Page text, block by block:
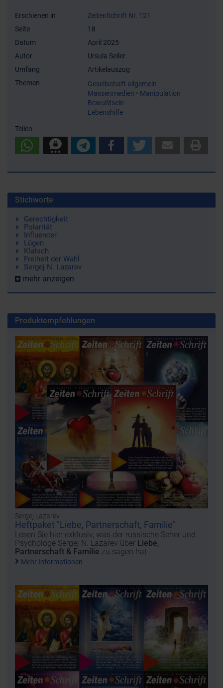
Erschienen in
ZeitenSchrift Nr. 121
Seite
18
Datum
April 2025
Autor
Ursula Seiler
Umfang
Artikelauszug
Themen
Gesellschaft allgemein
Massenmedien • Manipulation
Bewußtsein
Lebenshilfe
Teilen
Stichworte
Gerechtigkeit
Polarität
Influencer
Lügen
Klatsch
Freiheit der Wahl
Sergej N. Lazarev
mehr anzeigen
Produktempfehlungen
Sergej Lazarev
Heftpaket "Liebe, Partnerschaft, Familie"
Lesen Sie hier exklusiv, was der russische Seher und
Psychologe Sergej N. Lazarev über Liebe,
Partnerschaft & Familie zu sagen hat.
Mehr Informationen